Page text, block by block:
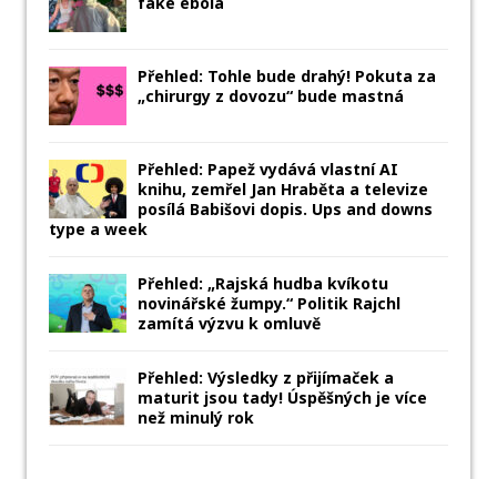
Přehled: Tohle bude drahý! Pokuta za
„chirurgy z dovozu“ bude mastná
Přehled: Papež vydává vlastní AI
knihu, zemřel Jan Hraběta a televize
posílá Babišovi dopis. Ups and downs
type a week
Přehled: „Rajská hudba kvíkotu
novinářské žumpy.“ Politik Rajchl
zamítá výzvu k omluvě
Přehled: Výsledky z přijímaček a
maturit jsou tady! Úspěšných je více
než minulý rok